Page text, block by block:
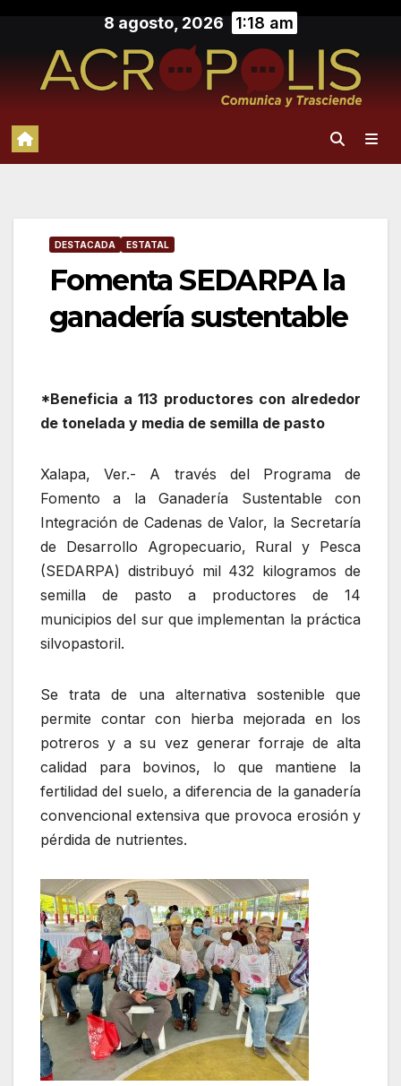
contenido
8 agosto, 2026 1:18 am
DESTACADA ESTATAL
Fomenta SEDARPA la
ganadería sustentable
*Beneficia a 113 productores con alrededor
de tonelada y media de semilla de pasto
Xalapa, Ver.- A través del Programa de
Fomento a la Ganadería Sustentable con
Integración de Cadenas de Valor, la Secretaría
de Desarrollo Agropecuario, Rural y Pesca
(SEDARPA) distribuyó mil 432 kilogramos de
semilla de pasto a productores de 14
municipios del sur que implementan la práctica
silvopastoril.
Se trata de una alternativa sostenible que
permite contar con hierba mejorada en los
potreros y a su vez generar forraje de alta
calidad para bovinos, lo que mantiene la
fertilidad del suelo, a diferencia de la ganadería
convencional extensiva que provoca erosión y
pérdida de nutrientes.